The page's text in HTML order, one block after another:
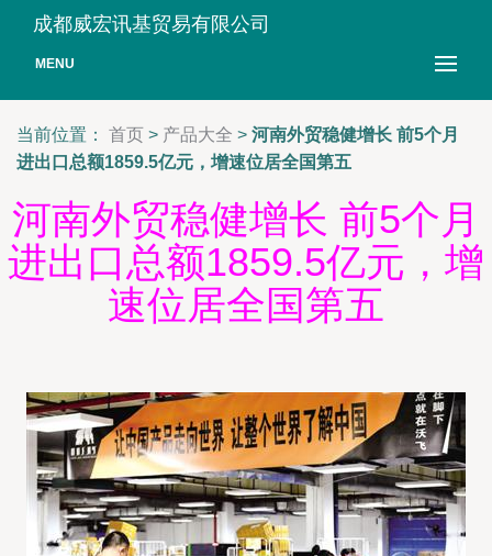
成都威宏讯基贸易有限公司
MENU
当前位置： 首页 > 产品大全 > 河南外贸稳健增长 前5个月
进出口总额1859.5亿元，增速位居全国第五
河南外贸稳健增长 前5个月
进出口总额1859.5亿元，增
速位居全国第五